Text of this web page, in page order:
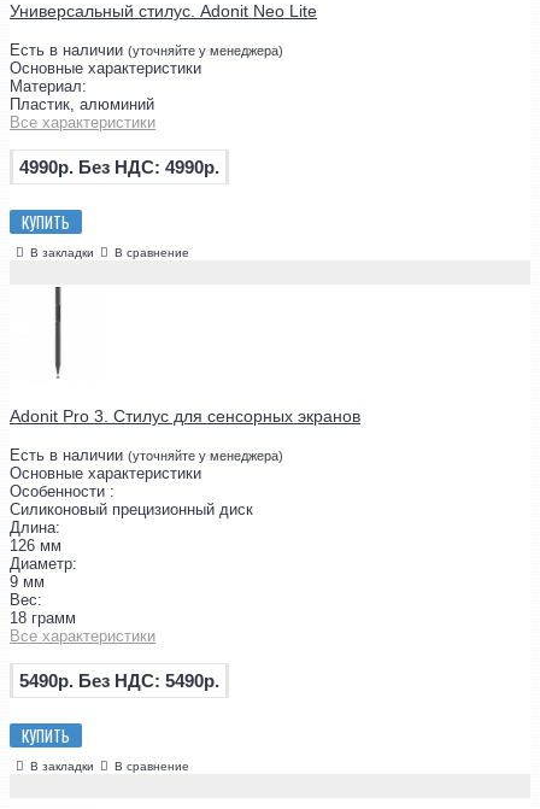
Универсальный стилус. Adonit Neo Lite
Есть в наличии (уточняйте у менеджера)
Основные характеристики
Материал:
Пластик, алюминий
Все характеристики
4990р. Без НДС: 4990р.
КУПИТЬ
В закладки В сравнение
Adonit Pro 3. Стилус для сенсорных экранов
Есть в наличии (уточняйте у менеджера)
Основные характеристики
Особенности :
Силиконовый прецизионный диск
Длина:
126 мм
Диаметр:
9 мм
Вес:
18 грамм
Все характеристики
5490р. Без НДС: 5490р.
КУПИТЬ
В закладки В сравнение